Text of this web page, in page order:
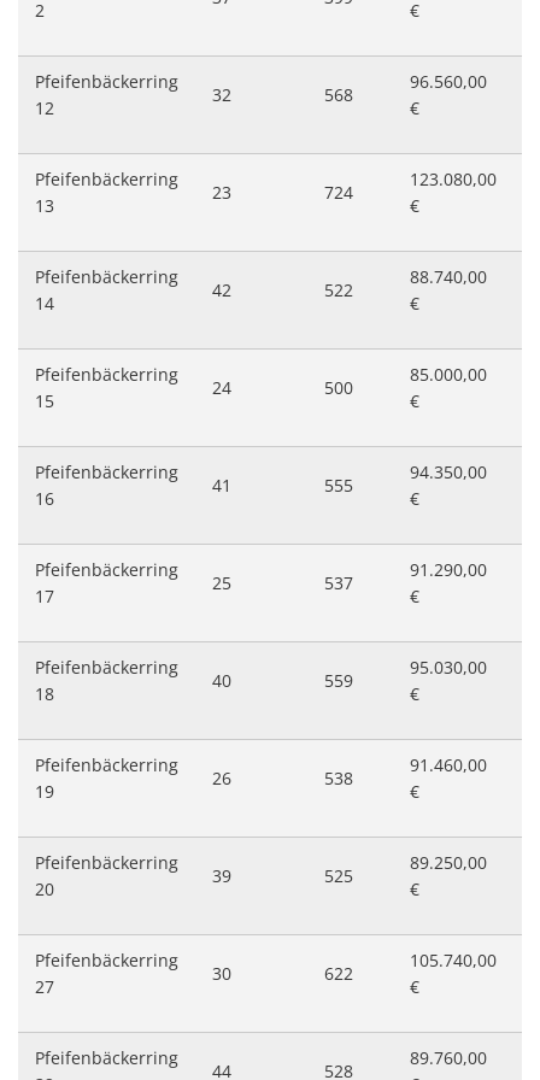
2 €
Pfeifenbäckerring
12
32 568
96.560,00
€
Pfeifenbäckerring
13
23 724
123.080,00
€
Pfeifenbäckerring
14
42 522
88.740,00
€
Pfeifenbäckerring
15
24 500
85.000,00
€
Pfeifenbäckerring
16
41 555
94.350,00
€
Pfeifenbäckerring
17
25 537
91.290,00
€
Pfeifenbäckerring
18
40 559
95.030,00
€
Pfeifenbäckerring
19
26 538
91.460,00
€
Pfeifenbäckerring
20
39 525
89.250,00
€
Pfeifenbäckerring
27
30 622
105.740,00
€
Pfeifenbäckerring
44 528
89.760,00